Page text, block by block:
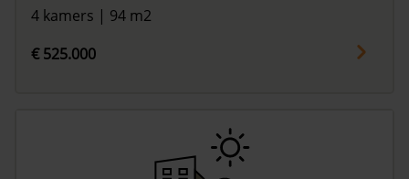
4 kamers | 94 m2
€ 525.000